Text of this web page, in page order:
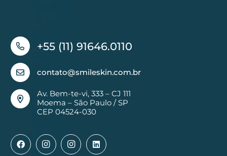
+55 (11) 91646.0110
contato@smileskin.com.br
Av. Bem-te-vi, 333 – CJ 111
Moema – São Paulo / SP
CEP 04524-030